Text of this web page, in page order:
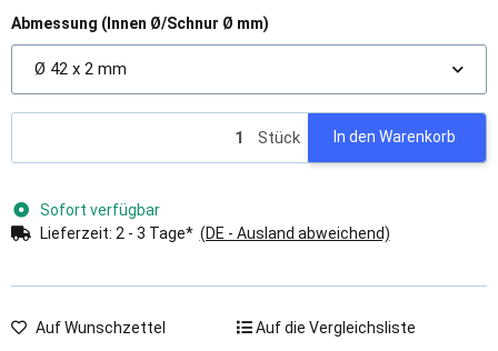
Abmessung (Innen Ø/Schnur Ø mm)
Ø 42 x 2 mm
Stück In den Warenkorb
Sofort verfügbar
Lieferzeit: 2 - 3 Tage* (DE - Ausland abweichend)
Auf Wunschzettel Auf die Vergleichsliste